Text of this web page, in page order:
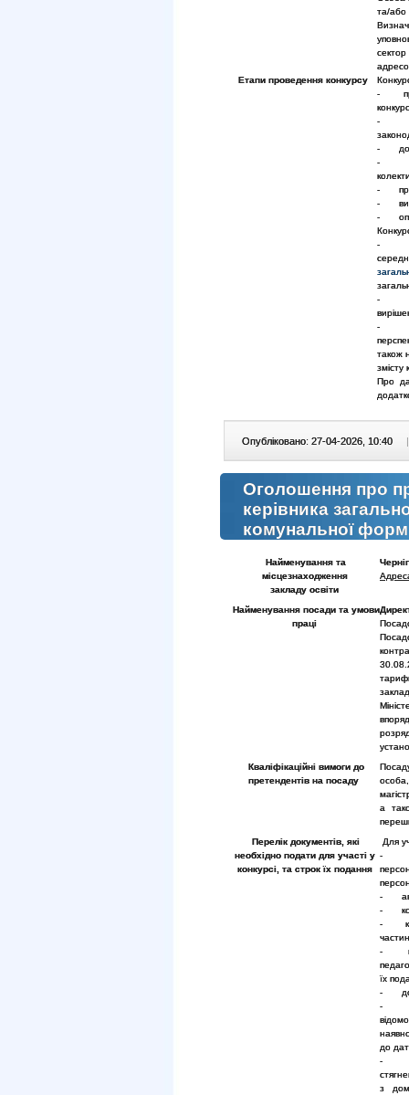
та/або
сектор
Етапи проведення конкурсу
-
-
-
-
-
-
-
-
-
-
також
змісту
Про
Опубліковано: 27-04-2026, 10:40 |
Оголошення про
керівника
комунальної
Найменування та
місцезнаходження
закладу освіти
Найменування посади та умови
праці
Кваліфікаційні вимоги до
претендентів на посаду
а
Перелік документів, які
необхідно подати для участі у
конкурсі, та строк їх подання
Для
-
-
-
-
-
їх
-
до
-
з